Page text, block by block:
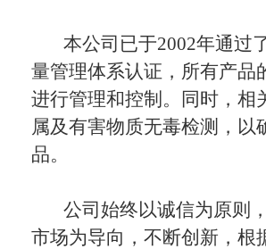
本公司已于2002年通过
量管理体系认证，所有产品
进行管理和控制。同时，相
属及有害物质无毒检测，
品。
公司始终以诚信为原则
市场为导向，不断创新，根